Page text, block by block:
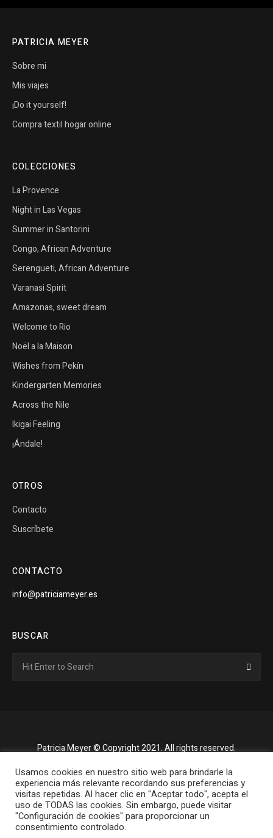
PATRICIA MEYER
Sobre mi
Mis viajes
¡Do it yourself!
Compra textil hogar online
COLECCIONES
La Provence
Night in Las Vegas
Summer in Santorini
Congo, African Adventure
Serengueti, African Adventure
Varanasi Spirit
Amazonas, sweet dream
Welcome to Rio
Noël a la Maison
Wishes from Pekín
Kindergarten Memories
Across the Nile
Ikigai Feeling
¡Ándale!
OTROS
Contacto
Suscríbete
CONTACTO
info@patriciameyer.es
BUSCAR
for:
Patricia Meyer © Copyright 2021. All rights reserved.
Usamos cookies en nuestro sitio web para brindarle la
experiencia más relevante recordando sus preferencias y
visitas repetidas. Al hacer clic en "Aceptar todo", acepta el
uso de TODAS las cookies. Sin embargo, puede visitar
"Configuración de cookies" para proporcionar un
consentimiento controlado.